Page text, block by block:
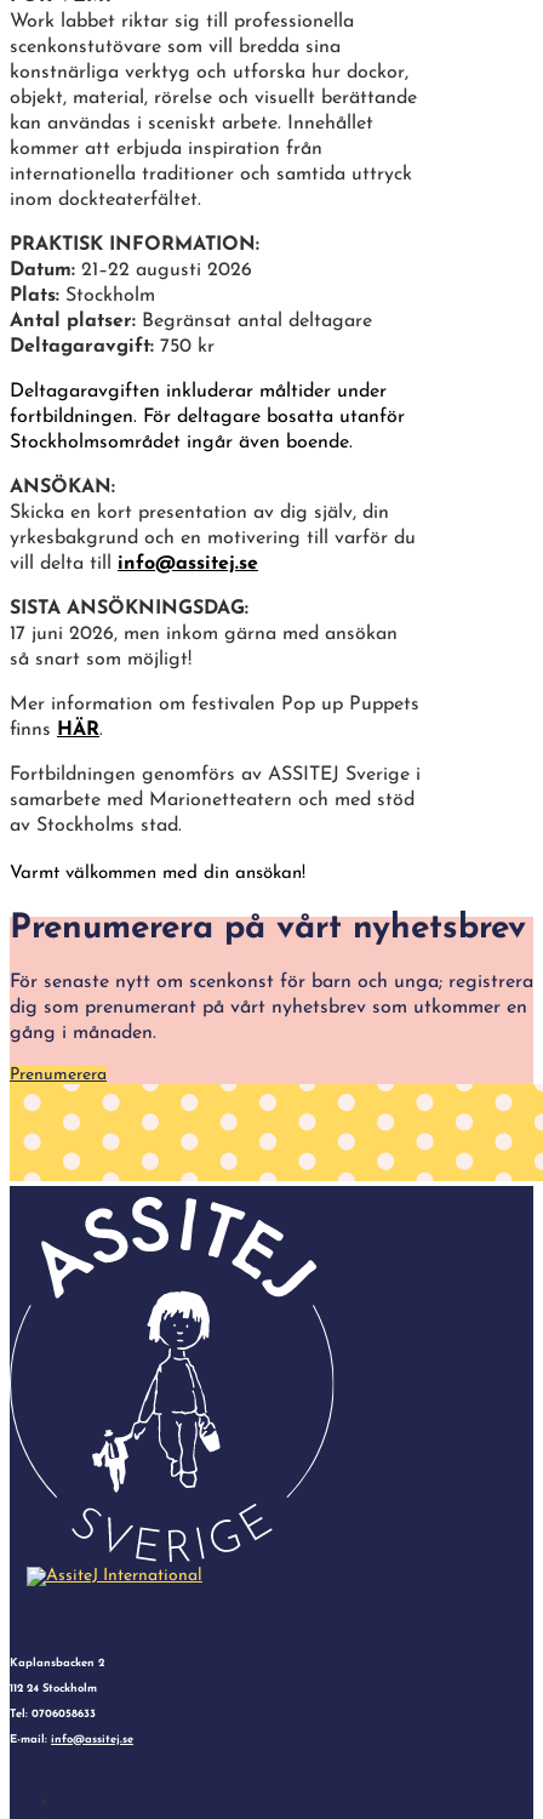
Work labbet riktar sig till professionella
scenkonstutövare som vill bredda sina
konstnärliga verktyg och utforska hur dockor,
objekt, material, rörelse och visuellt berättande
kan användas i sceniskt arbete. Innehållet
kommer att erbjuda inspiration från
internationella traditioner och samtida uttryck
inom dockteaterfältet.
PRAKTISK INFORMATION:
Datum: 21–22 augusti 2026
Plats: Stockholm
Antal platser: Begränsat antal deltagare
Deltagaravgift: 750 kr
Deltagaravgiften inkluderar måltider under
fortbildningen. För deltagare bosatta utanför
Stockholmsområdet ingår även boende.
ANSÖKAN:
Skicka en kort presentation av dig själv, din
yrkesbakgrund och en motivering till varför du
vill delta till info@assitej.se
SISTA ANSÖKNINGSDAG:
17 juni 2026, men inkom gärna med ansökan
så snart som möjligt!
Mer information om festivalen Pop up Puppets
finns HÄR.
Fortbildningen genomförs av ASSITEJ Sverige i
samarbete med Marionetteatern och med stöd
av Stockholms stad.
Varmt välkommen med din ansökan!
Prenumerera på vårt nyhetsbrev
För senaste nytt om scenkonst för barn och unga; registrera
dig som prenumerant på vårt nyhetsbrev som utkommer en
gång i månaden.
Prenumerera
Kaplansbacken 2
112 24 Stockholm
Tel: 0706058633
E-mail: info@assitej.se